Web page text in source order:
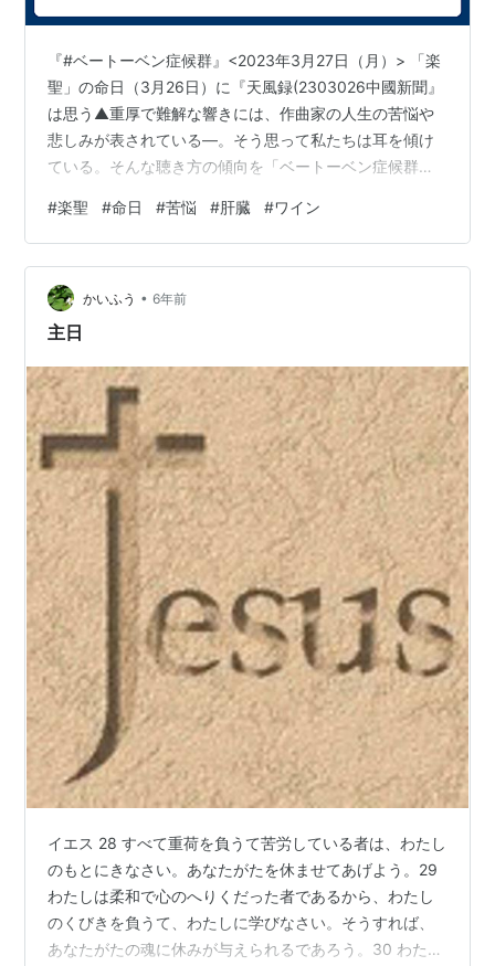
『#ベートーベン症候群』<2023年3月27日（月）> 「楽
聖」の命日（3月26日）に『天風録(2303026中國新聞』
は思う▲重厚で難解な響きには、作曲家の人生の苦悩や
悲しみが表されている―。そう思って私たちは耳を傾け
ている。そんな聴き方の傾向を「ベートーベン症候群」
９世紀前半から主流に。ベートーベンの死後に発見され
た「遺書」がきっかけという▲最新研究でベートーベン
の病気が明らかになった▲残されていた毛髪からＤＮＡ
解析した結果、肝臓病になりやすい体質が判明。Ｂ型肝
炎ウイルスに感染した跡も見つかった。５６歳で亡くな
#楽聖 #命日 #苦悩 #肝臓 #ワイン
かいふう • 6年前
主日
イエス 28 すべて重荷を負うて苦労している者は、わたし
のもとにきなさい。あなたがたを休ませてあげよう。29
わたしは柔和で心のへりくだった者であるから、わたし
のくびきを負うて、わたしに学びなさい。そうすれば、
あなたがたの魂に休みが与えられるであろう。30 わたし